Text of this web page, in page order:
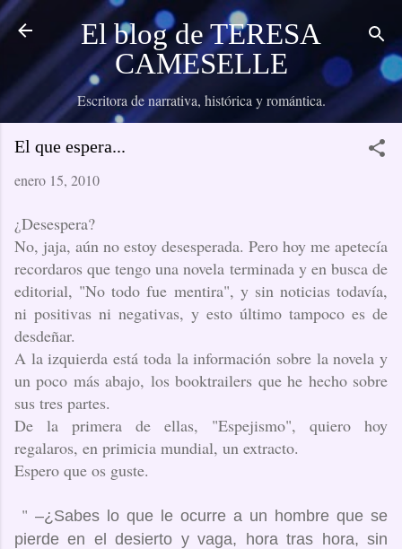
Ir al contenido principal
El blog de TERESA
CAMESELLE
Escritora de narrativa, histórica y romántica.
El que espera...
enero 15, 2010
¿Desespera?
No, jaja, aún no estoy desesperada. Pero hoy me apetecía
recordaros que tengo una novela terminada y en busca de
editorial, "No todo fue mentira", y sin noticias todavía,
ni positivas ni negativas, y esto último tampoco es de
desdeñar.
A la izquierda está toda la información sobre la novela y
un poco más abajo, los booktrailers que he hecho sobre
sus tres partes.
De la primera de ellas, "Espejismo", quiero hoy
regalaros, en primicia mundial, un extracto.
Espero que os guste.
" –¿Sabes lo que le ocurre a un hombre que se
pierde en el desierto y vaga, hora tras hora, sin